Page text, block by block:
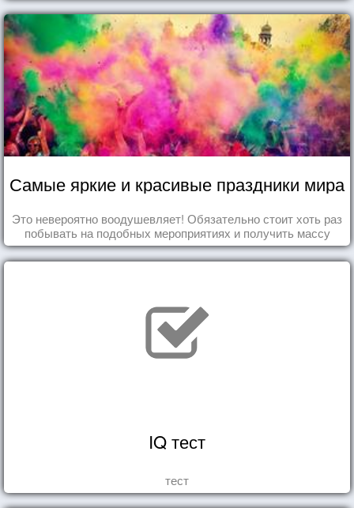
Самые яркие и красивые праздники мира
Это невероятно воодушевляет! Обязательно стоит хоть раз
побывать на подобных мероприятиях и получить массу
впечатлений!
IQ тест
тест